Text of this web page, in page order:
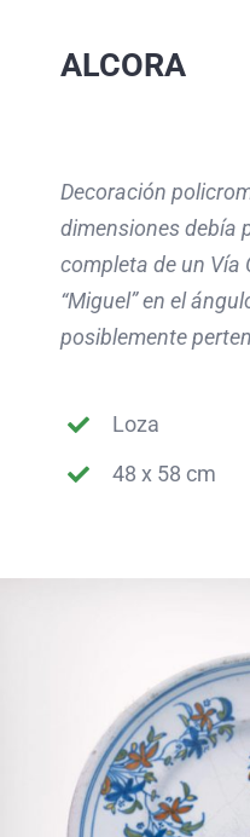
ALCORA
Decoración
dimensiones debía
completa de un Vía
“Miguel” en el
posiblemente
Loza
48 x 58 cm